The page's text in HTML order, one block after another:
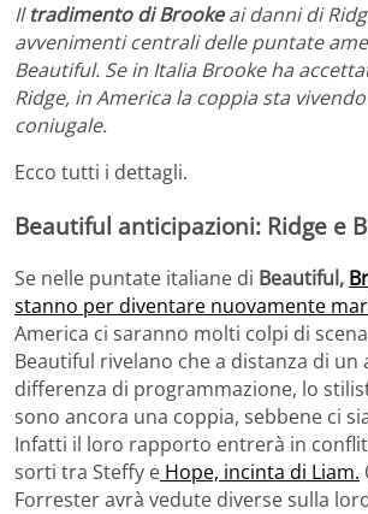
Iltradimento di Brookeai danni di
avvenimenti centrali delle puntate
Beautiful. Se in Italia Brooke ha
Ridge, in America la coppia sta
coniugale.
Ecco tutti i dettagli.
Beautiful anticipazioni: Ridge e
Se nelle puntate italiane di Beautiful,
stanno per diventare nuovamente
America ci saranno molti colpi di
Beautiful rivelano che a distanza di un
differenza di programmazione, lo
sono ancora una coppia, sebbene ci
Infatti il loro rapporto entrerà in
sorti tra Steffy e Hope, incinta di Liam.
Forrester avrà vedute diverse sulla